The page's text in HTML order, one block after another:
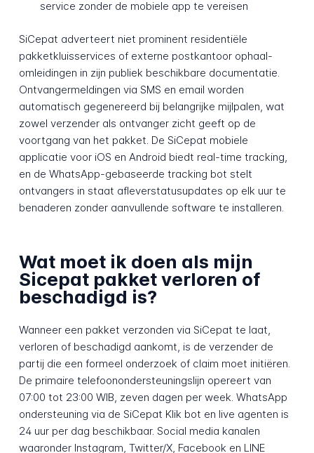
service zonder de mobiele app te vereisen
SiCepat adverteert niet prominent residentiële
pakketkluisservices of externe postkantoor ophaal-
omleidingen in zijn publiek beschikbare documentatie.
Ontvangermeldingen via SMS en email worden
automatisch gegenereerd bij belangrijke mijlpalen, wat
zowel verzender als ontvanger zicht geeft op de
voortgang van het pakket. De SiCepat mobiele
applicatie voor iOS en Android biedt real-time tracking,
en de WhatsApp-gebaseerde tracking bot stelt
ontvangers in staat afleverstatusupdates op elk uur te
benaderen zonder aanvullende software te installeren.
Wat moet ik doen als mijn
Sicepat pakket verloren of
beschadigd is?
Wanneer een pakket verzonden via SiCepat te laat,
verloren of beschadigd aankomt, is de verzender de
partij die een formeel onderzoek of claim moet initiëren.
De primaire telefoonondersteuningslijn opereert van
07:00 tot 23:00 WIB, zeven dagen per week. WhatsApp
ondersteuning via de SiCepat Klik bot en live agenten is
24 uur per dag beschikbaar. Social media kanalen
waaronder Instagram, Twitter/X, Facebook en LINE